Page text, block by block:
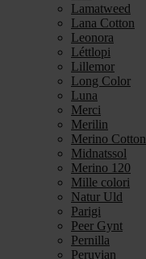
Lamatweed
Lana Cotton
Leonora
Léttlopi
Lillemor
Long Color
Luna
Merci
Merilin
Merino Cotton
Midnatssol
Merino 120
Mille colori
Natur Uld
Parigi
Peer Gynt
Pernilla
Peruvian